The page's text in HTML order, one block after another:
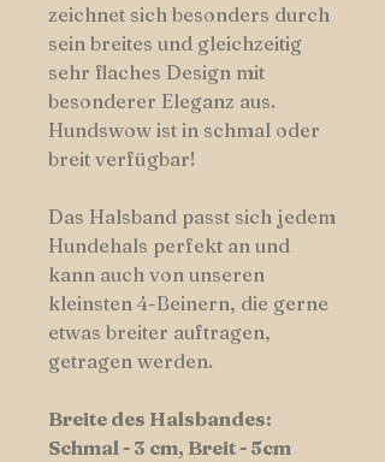
zeichnet sich besonders durch
sein breites und gleichzeitig
sehr flaches Design mit
besonderer Eleganz aus.
Hundswow ist in schmal oder
breit verfügbar!
Das Halsband passt sich jedem
Hundehals perfekt an und
kann auch von unseren
kleinsten 4-Beinern, die gerne
etwas breiter auftragen,
getragen werden.
Breite des Halsbandes:
Schmal - 3 cm, Breit - 5cm